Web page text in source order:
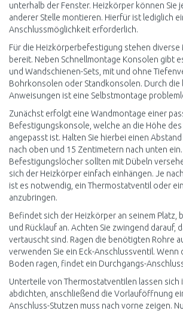
unterhalb der Fenster. Heizkörper können Sie
anderer Stelle montieren. Hierfür ist lediglich
Anschlussmöglichkeit erforderlich.
Für die Heizkörperbefestigung stehen diverse
bereit. Neben Schnellmontage Konsolen gibt
und Wandschienen-Sets, mit und ohne
Bohrkonsolen oder Standkonsolen. Durch die
Anweisungen ist eine Selbstmontage
Zunächst erfolgt eine Wandmontage einer
Befestigungskonsole, welche an die Höhe
angepasst ist. Halten Sie hierbei einen
nach oben und 15 Zentimetern nach unten
Befestigungslöcher sollten mit Dübeln
sich der Heizkörper einfach einhängen. Je
ist es notwendig, ein Thermostatventil oder
anzubringen.
Befindet sich der Heizkörper an seinem Platz,
und Rücklauf an. Achten Sie zwingend darauf,
vertauscht sind. Ragen die benötigten Rohre
verwenden Sie ein Eck-Anschlussventil. Wenn
Boden ragen, findet ein Durchgangs-
Unterteile von Thermostatventilen lassen sich
abdichten, anschließend die Vorlauföffnung
Anschluss-Stutzen muss nach vorne zeigen.